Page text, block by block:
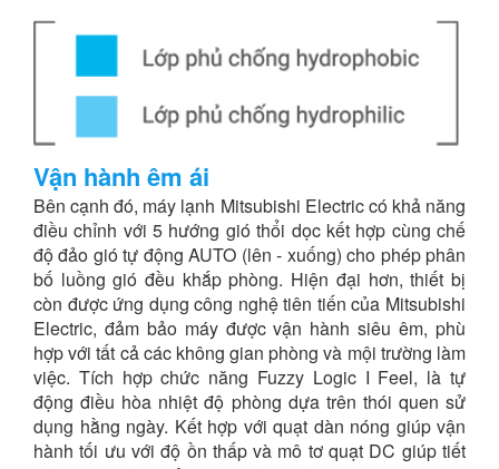
Vận hành êm ái
Bên cạnh đó, máy lạnh Mitsubishi Electric có khả năng
điều chỉnh với 5 hướng gió thổi dọc kết hợp cùng chế
độ đảo gió tự động AUTO (lên - xuống) cho phép phân
bố luồng gió đều khắp phòng. Hiện đại hơn, thiết bị
còn được ứng dụng công nghệ tiên tiến của Mitsubishi
Electric, đảm bảo máy được vận hành siêu êm, phù
hợp với tất cả các không gian phòng và mội trường làm
việc. Tích hợp chức năng Fuzzy Logic I Feel, là tự
động điều hòa nhiệt độ phòng dựa trên thói quen sử
dụng hằng ngày. Kết hợp với quạt dàn nóng giúp vận
hành tối ưu với độ ồn thấp và mô tơ quạt DC giúp tiết